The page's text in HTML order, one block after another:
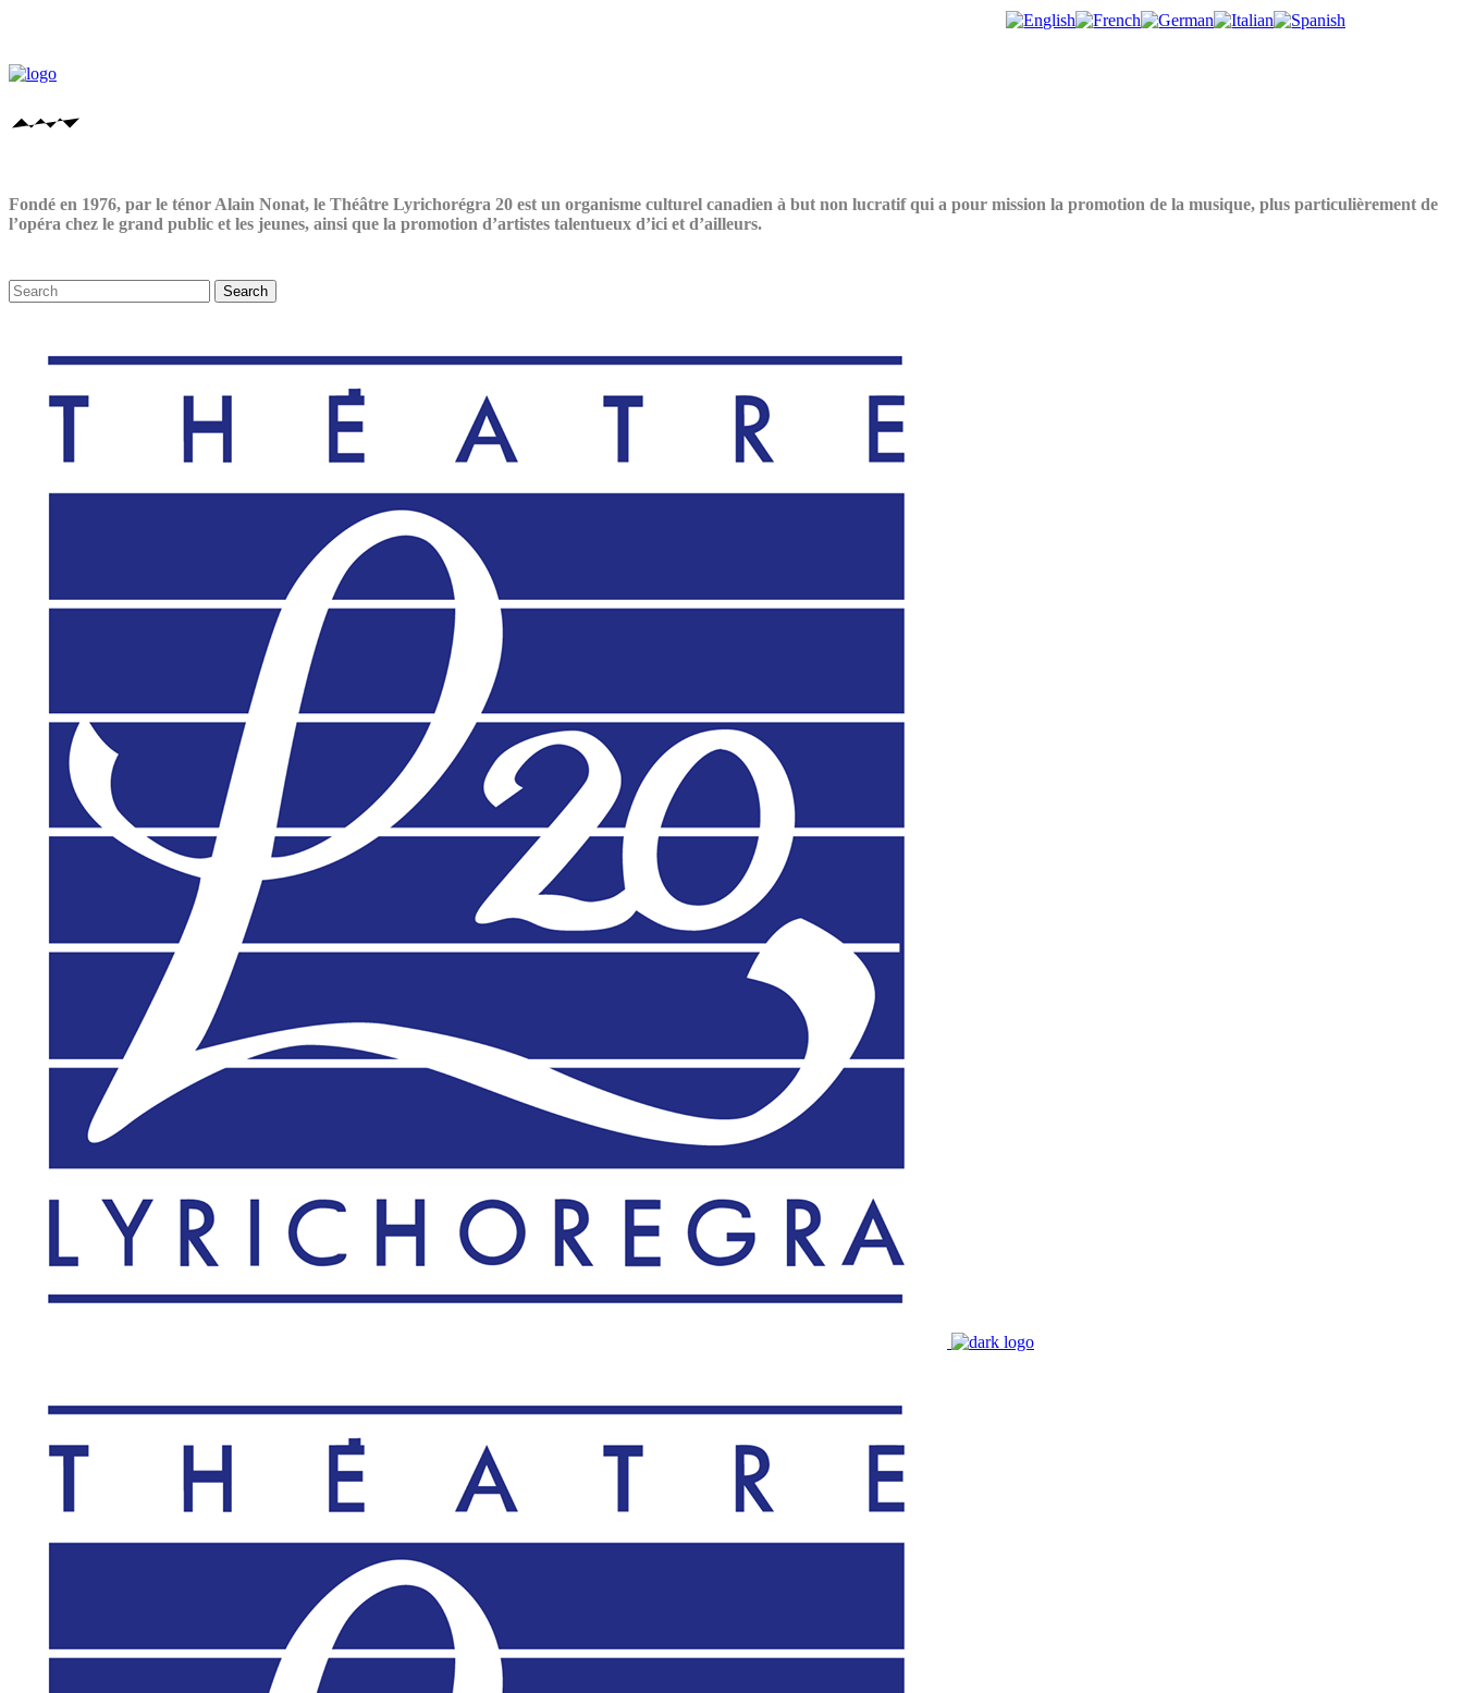
Fondé en 1976, par le ténor Alain Nonat, le Théâtre Lyrichorégra 20 est un organisme culturel canadien à but non lucratif qui a pour mission la promotion de la musique, plus particulièrement de
l’opéra chez le grand public et les jeunes, ainsi que la promotion d’artistes talentueux d’ici et d’ailleurs.